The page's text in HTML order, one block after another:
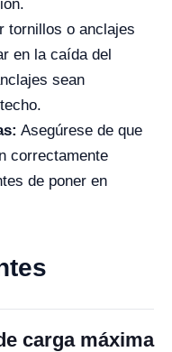
tornillos o anclajes
en la caída del
sean
Asegúrese de que
correctamente
de poner en
carga máxima